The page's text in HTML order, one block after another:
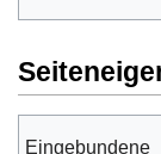
Eingebundene